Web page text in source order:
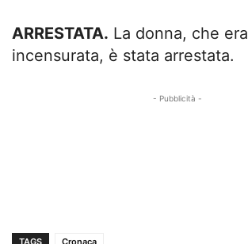
ARRESTATA. La donna, che era
incensurata, è stata arrestata.
- Pubblicità -
TAGS Cronaca